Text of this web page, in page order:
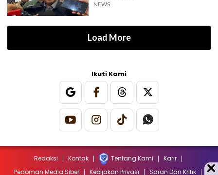
NEWS
Load More
Ikuti Kami
Redaksi Kontak Tentang Kami
Karir
Pedoman Media Siber
Kebijakan Privasi Saran Dan Kritik